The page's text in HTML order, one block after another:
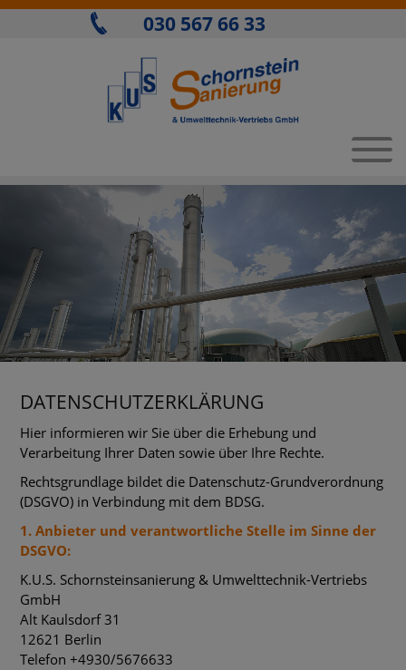
030 567 66 33
DATENSCHUTZERKLÄRUNG
Hier informieren wir Sie über die Erhebung und
Verarbeitung Ihrer Daten sowie über Ihre Rechte.
Rechtsgrundlage bildet die Datenschutz-Grundverordnung
(DSGVO) in Verbindung mit dem BDSG.
1. Anbieter und verantwortliche Stelle im Sinne der
DSGVO:
K.U.S. Schornsteinsanierung & Umwelttechnik-Vertriebs
GmbH
Alt Kaulsdorf 31
12621 Berlin
Telefon +4930/5676633